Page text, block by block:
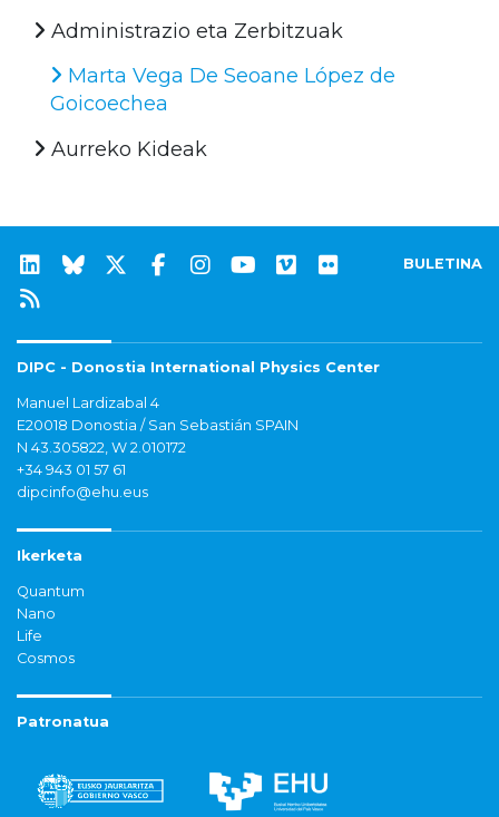
Administrazio eta Zerbitzuak
Marta Vega De Seoane López de
Goicoechea
Aurreko Kideak
BULETINA
DIPC - Donostia International Physics Center
Manuel Lardizabal 4
E20018 Donostia / San Sebastián SPAIN
N 43.305822, W 2.010172
+34 943 01 57 61
dipcinfo@ehu.eus
Ikerketa
Quantum
Nano
Life
Cosmos
Patronatua